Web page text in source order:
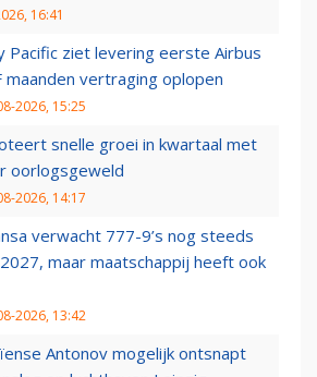
16:41
Pacific ziet levering eerste Airbus
maanden vertraging oplopen
2026, 15:25
snelle groei in kwartaal met
oorlogsgeweld
2026, 14:17
verwacht 777-9’s nog steeds
maar maatschappij heeft ook
2026, 13:42
Antonov mogelijk ontsnapt